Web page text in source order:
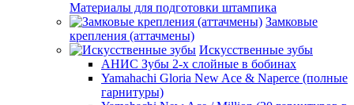
Материалы для подготовки штампика
Замковые
крепления (аттачмены)
Искусственные зубы
АНИС Зубы 2-х слойные в бобинах
Yamahachi Gloria New Ace & Naperce (полные
гарнитуры)